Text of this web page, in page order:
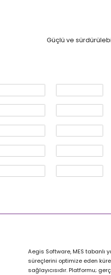
Güçlü ve
Aegis Software, MES tabanlı
süreçlerini optimize eden
sağlayıcısıdır. Platformu;